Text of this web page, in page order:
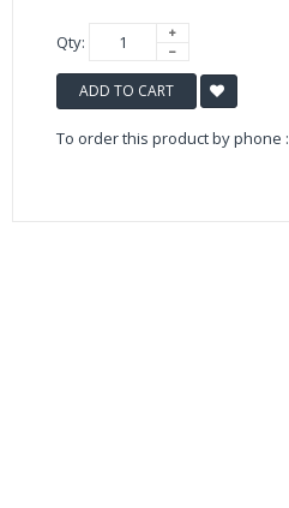
Qty:
ADD TO CART
To order this product by phone :